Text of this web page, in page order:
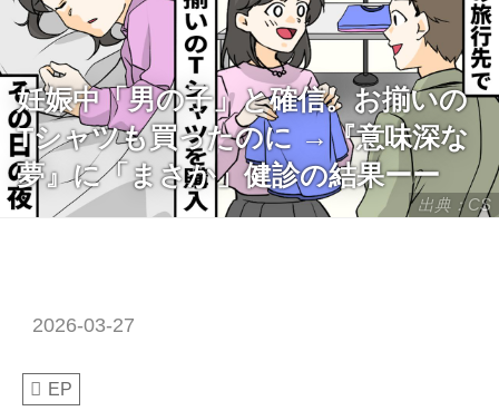
出典：CS
妊娠中「男の子」と確信。お揃いの
Tシャツも買ったのに →『意味深な
夢』に「まさか」健診の結果ーー
2026-03-27
EP